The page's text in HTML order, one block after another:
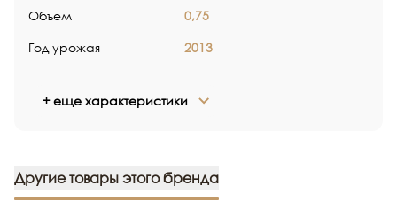
Объем 0,75
Год урожая 2013
+ еще характеристики
Другие товары этого бренда